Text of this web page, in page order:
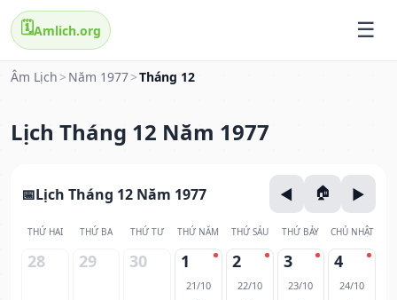
🗓️Amlich.org
Âm Lịch > Năm 1977>Tháng 12
Lịch Tháng 12 Năm 1977
Lịch Tháng 12 Năm 1977
THỨ HAI THỨ BA THỨ TƯ THỨ NĂM THỨ SÁU THỨ BẢY CHỦ NHẬT
28 29 30 1
21/10
2
22/10
3
23/10
4
24/10